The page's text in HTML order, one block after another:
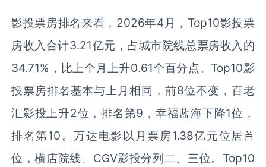
影投票房排名来看，2026年4月，Top10影投票
房收入合计3.21亿元，占城市院线总票房收入的
34.71%，比上个月上升0.61个百分点。Top10影
投票房排名基本与上月相同，前8位不变，百老
汇影投上升2位，排名第9，幸福蓝海下降1位，
排名第10。万达电影以月票房1.38亿元位居首
位，横店院线、CGV影投分列二、三位。Top10